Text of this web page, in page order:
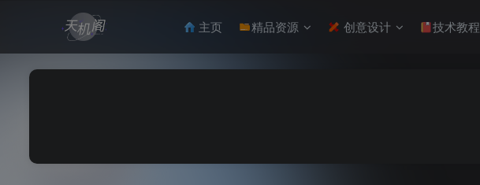
主页 精品资源 创意设计 技术教程